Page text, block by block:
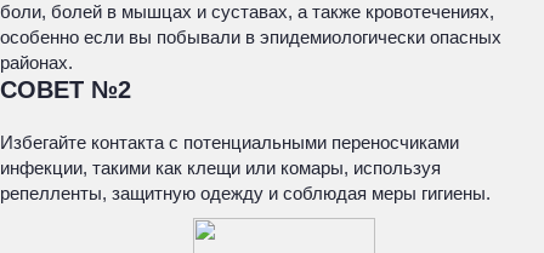
боли, болей в мышцах и суставах, а также кровотечениях,
особенно если вы побывали в эпидемиологически опасных
районах.
СОВЕТ №2
Избегайте контакта с потенциальными переносчиками
инфекции, такими как клещи или комары, используя
репелленты, защитную одежду и соблюдая меры гигиены.